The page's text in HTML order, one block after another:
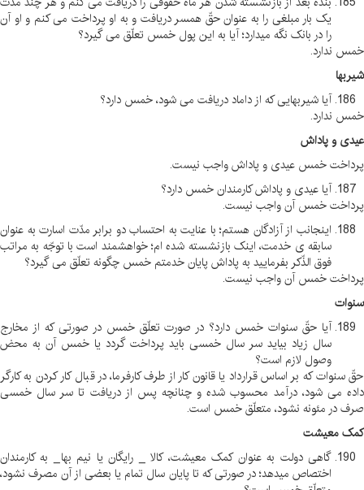
یک بار مبلغی را به عنوان حقّ همسر دریافت و به او پرداخت می کنم و او آن
را در بانک نگه میدارد؛ آیا به این پول خمس تعلّق می گیرد؟
خمس ندارد.
شیربها
آیا شیربهایی که از داماد دریافت می شود، خمس دارد؟
خمس ندارد.
عیدی و پاداش
پرداخت خمس عیدی و پاداش واجب نیست.
آیا عیدی و پاداش کارمندان خمس دارد؟
پرداخت خمس آن واجب نیست.
اینجانب از آزادگان هستم؛ با عنایت به احتساب دو برابر مدّت اسارت به عنوان
سابقه ی خدمت، اینک بازنشسته شده ام؛ خواهشمند است با توجّه به مراتب
فوق الذّکر بفرمایید به پاداش پایان خدمتم خمس چگونه تعلّق می گیرد؟
پرداخت خمس آن واجب نیست.
سنوات
آیا حقّ سنوات خمس دارد؟ در صورت تعلّق خمس در صورتی که از مخارج
سال زیاد بیاید سر سال خمسی باید پرداخت گردد یا خمس آن به محض
وصول لازم است؟
حقّ سنوات که بر اساس قرارداد یا قانون کار از طرف کارفرما، در قبال کار کردن به کارگر
داده می شود، درآمد محسوب شده و چنانچه پس از دریافت تا سر سال خمسی
صرف در مئونه نشود، متعلّق خمس است.
کمک معیشت
گاهی دولت به عنوان کمک معیشت، کالا _ رایگان یا نیم بها _ به کارمندان
اختصاص میدهد؛ در صورتی که تا پایان سال تمام یا بعضی از آن مصرف نشود،